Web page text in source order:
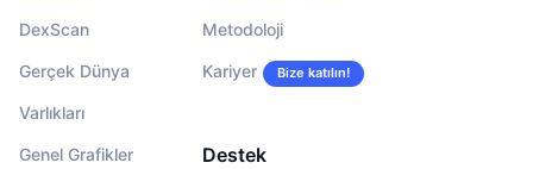
DexScan
Gerçek Dünya
Varlıkları
Genel Grafikler
Metodoloji
Kariyer Bize katılın!
Destek